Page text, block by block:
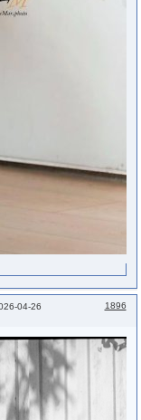
1896
04-26